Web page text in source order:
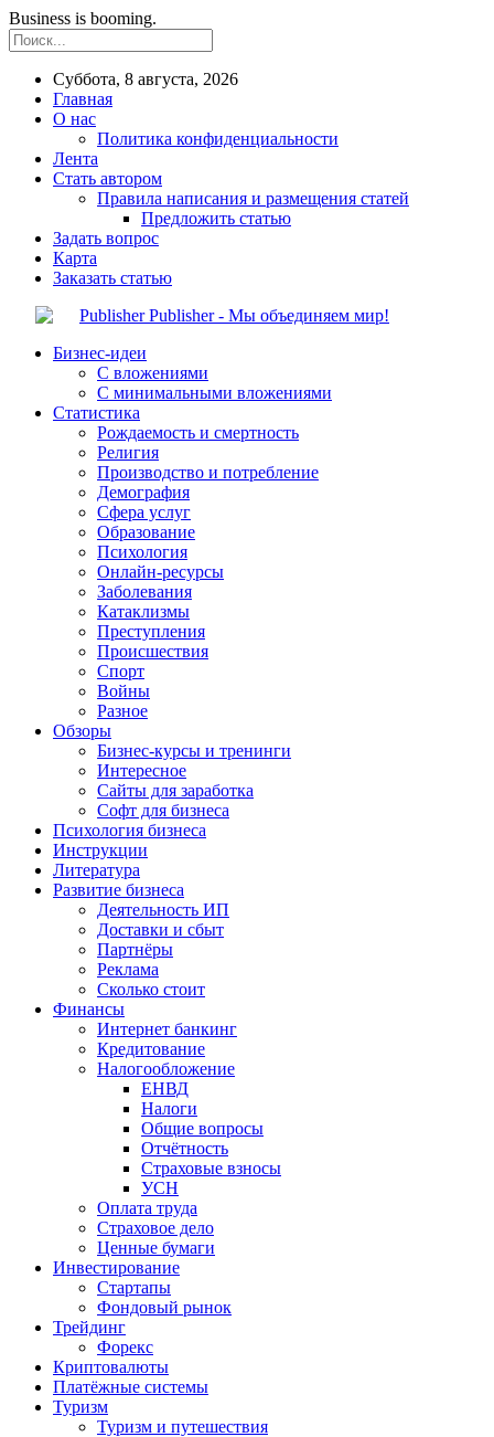
Business is booming.
Суббота, 8 августа, 2026
Главная
О нас
Политика конфиденциальности
Лента
Стать автором
Правила написания и размещения статей
Предложить статью
Задать вопрос
Карта
Заказать статью
Publisher - Мы объединяем мир!
Бизнес-идеи
С вложениями
С минимальными вложениями
Статистика
Рождаемость и смертность
Религия
Производство и потребление
Демография
Сфера услуг
Образование
Психология
Онлайн-ресурсы
Заболевания
Катаклизмы
Преступления
Происшествия
Спорт
Войны
Разное
Обзоры
Бизнес-курсы и тренинги
Интересное
Сайты для заработка
Софт для бизнеса
Психология бизнеса
Инструкции
Литература
Развитие бизнеса
Деятельность ИП
Доставки и сбыт
Партнёры
Реклама
Сколько стоит
Финансы
Интернет банкинг
Кредитование
Налогообложение
ЕНВД
Налоги
Общие вопросы
Отчётность
Страховые взносы
УСН
Оплата труда
Страховое дело
Ценные бумаги
Инвестирование
Стартапы
Фондовый рынок
Трейдинг
Форекс
Криптовалюты
Платёжные системы
Туризм
Туризм и путешествия